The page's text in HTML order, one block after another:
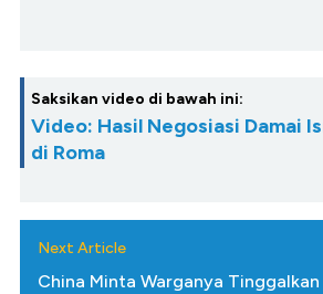
Saksikan video di bawah ini:
Video: Hasil Negosiasi Damai
di Roma
Next Article
China Minta Warganya